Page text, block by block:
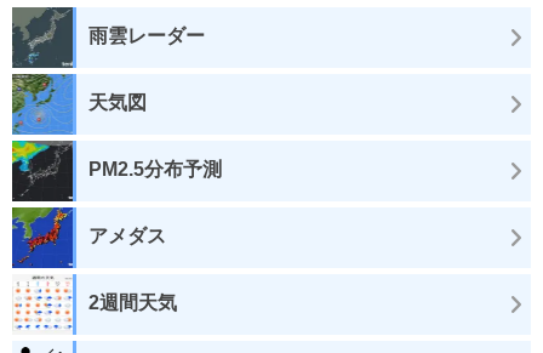
雨雲レーダー
天気図
PM2.5分布予測
アメダス
2週間天気